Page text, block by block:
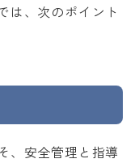
は、次のポイント
、安全管理と指導